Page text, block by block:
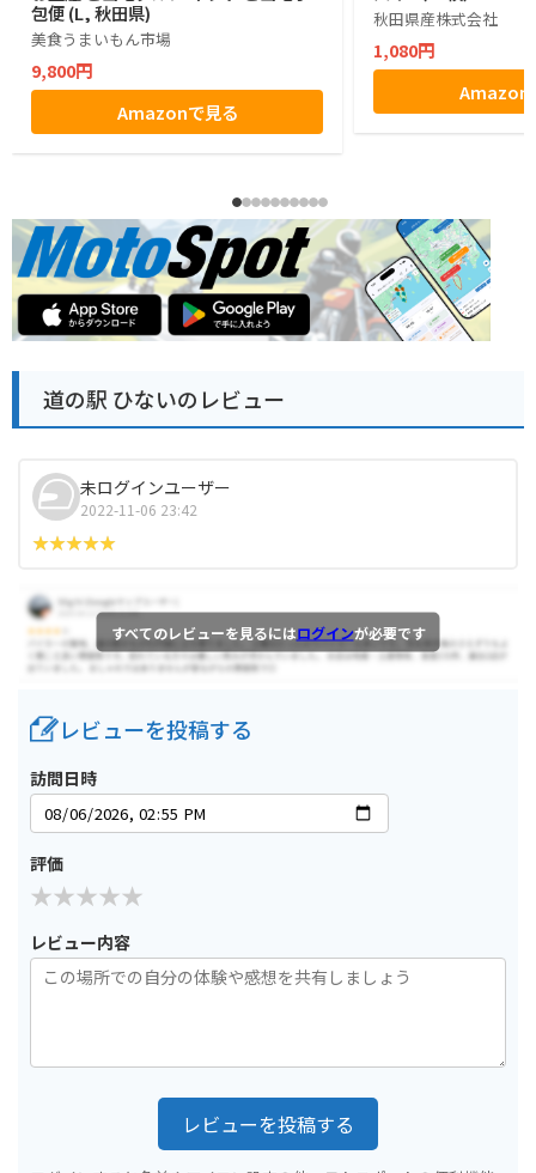
包便 (L, 秋田県)
美食うまいもん市場
9,800円
Amazonで見る
秋田県産株式会社
1,080円
Amazon
道の駅 ひないのレビュー
未ログインユーザー
2022-11-06 23:42
すべてのレビューを見るにはログインが必要です
レビューを投稿する
訪問日時
評価
レビュー内容
レビューを投稿する